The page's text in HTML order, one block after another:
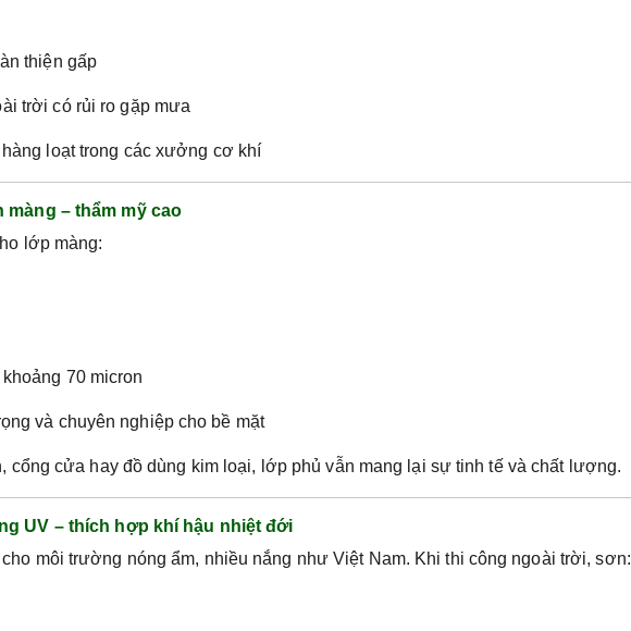
thiện gấp
trời có rủi ro gặp mưa
loạt trong các xưởng cơ khí
màng – thẩm mỹ cao
lớp màng:
70 micron
và chuyên nghiệp cho bề mặt
cổng cửa hay đồ dùng kim loại, lớp phủ vẫn mang lại sự tinh tế và chất lượng.
UV – thích hợp khí hậu nhiệt đới
môi trường nóng ẩm, nhiều nắng như Việt Nam. Khi thi công ngoài trời, sơn: